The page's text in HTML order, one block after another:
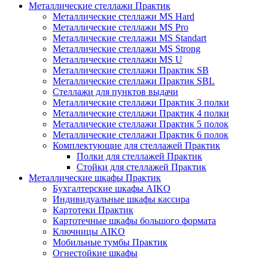
Металлические стеллажи Практик
Металлические стеллажи MS Hard
Металлические стеллажи MS Pro
Металлические стеллажи MS Standart
Металлические стеллажи MS Strong
Металлические стеллажи MS U
Металлические стеллажи Практик SB
Металлические стеллажи Практик SBL
Стеллажи для пунктов выдачи
Металлические стеллажи Практик 3 полки
Металлические стеллажи Практик 4 полки
Металлические стеллажи Практик 5 полок
Металлические стеллажи Практик 6 полок
Комплектующие для стеллажей Практик
Полки для стеллажей Практик
Стойки для стеллажей Практик
Металлические шкафы Практик
Бухгалтерские шкафы AIKO
Индивидуальные шкафы кассира
Картотеки Практик
Картотечные шкафы большого формата
Ключницы AIKO
Мобильные тумбы Практик
Огнестойкие шкафы